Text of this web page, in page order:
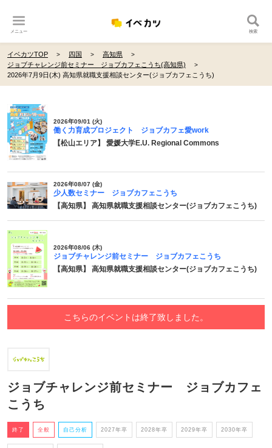
メニュー 検索
イベカツTOP 四国
高知県
ジョブチャレンジ前セミナー ジョブカフェこうち(高知県)
2026年7月9日(木) 高知県就職支援相談センター(ジョブカフェこうち)
2026年09/01 (火)
働く力育成プロジェクト ジョブカフェ愛work
【松山エリア】 愛媛大学E.U. Regional Commons
2026年08/07 (金)
少人数セミナー ジョブカフェこうち
【高知県】 高知県就職支援相談センター(ジョブカフェこうち)
2026年08/06 (木)
ジョブチャレンジ前セミナー ジョブカフェこうち
【高知県】 高知県就職支援相談センター(ジョブカフェこうち)
こちらのイベントは終了致しました。
ジョブチャレンジ前セミナー ジョブカフェ
こうち
終了 全般 自己分析 2027年卒 2028年卒 2029年卒 2030年卒